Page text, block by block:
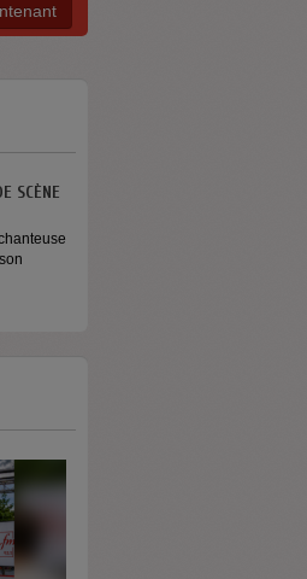
SCÈNE